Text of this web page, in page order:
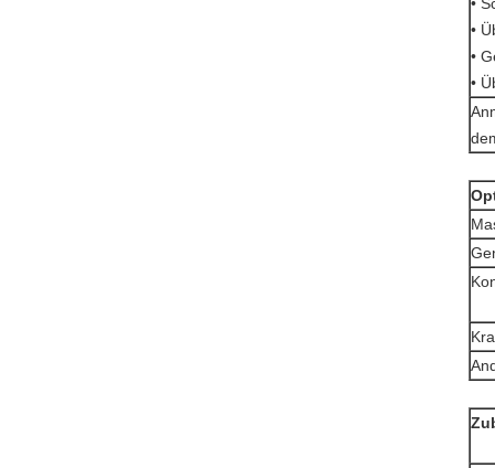
•
•
•